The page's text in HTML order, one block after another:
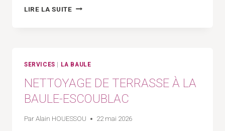
LIRE LA SUITENETTOYAGE
ESCOUBLAC
SERVICES | LA BAULE
NETTOYAGE DE TERRASSE À LA
BAULE-ESCOUBLAC
ParAlain HOUESSOU 22 mai 2026